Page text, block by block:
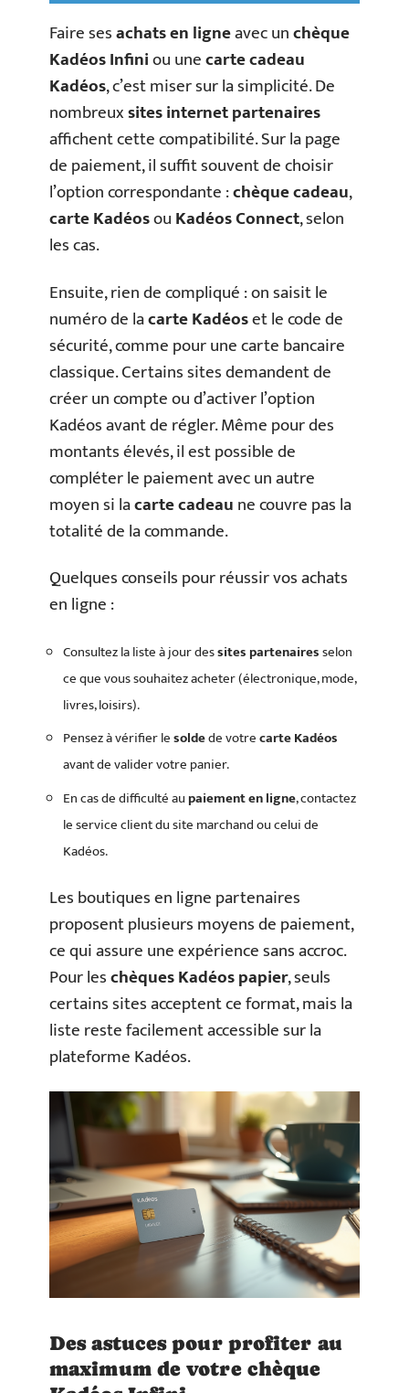
Faire sesachats en ligneavec unchèque
Kadéos Infiniou unecarte cadeau
Kadéos, c’est miser sur la simplicité. De
nombreuxsites internet partenaires
affichent cette compatibilité. Sur la page
de paiement, il suffit souvent de choisir
l’option correspondante :chèque cadeau,
carte KadéosouKadéos Connect, selon
les cas.
Ensuite, rien de compliqué : on saisit le
numéro de lacarte Kadéoset le code de
sécurité, comme pour une carte bancaire
classique. Certains sites demandent de
créer un compte ou d’activer l’option
Kadéos avant de régler. Même pour des
montants élevés, il est possible de
compléter le paiement avec un autre
moyen si lacarte cadeaune couvre pas la
totalité de la commande.
Quelques conseils pour réussir vos achats
en ligne :
Consultez la liste à jour dessites partenairesselon
ce que vous souhaitez acheter (électronique, mode,
livres, loisirs).
Pensez à vérifier lesoldede votrecarte Kadéos
avant de valider votre panier.
En cas de difficulté aupaiement en ligne, contactez
le service client du site marchand ou celui de
Kadéos.
Les boutiques en ligne partenaires
proposent plusieurs moyens de paiement,
ce qui assure une expérience sans accroc.
Pour leschèques Kadéos papier, seuls
certains sites acceptent ce format, mais la
liste reste facilement accessible sur la
plateforme Kadéos.
Des astuces pour profiter au
maximum de votre chèque